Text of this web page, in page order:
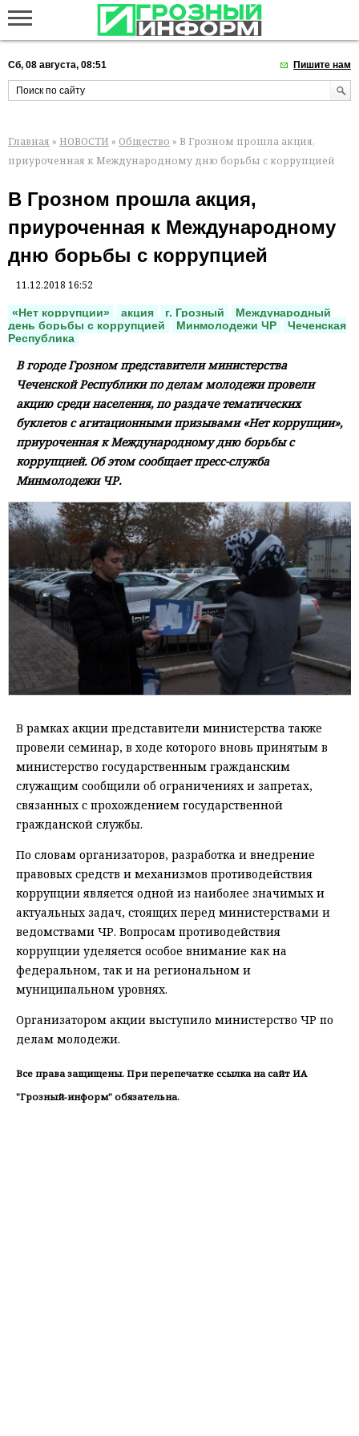
Сб, 08 августа, 08:51 Пишите нам
Главная » НОВОСТИ » Общество » В Грозном прошла акция,
приуроченная к Международному дню борьбы с коррупцией
В Грозном прошла акция,
приуроченная к Международному
дню борьбы с коррупцией
11.12.2018 16:52
«Нет коррупции» акция г. Грозный
Международный
день борьбы с коррупцией
Минмолодежи ЧР
Чеченская
Республика
В городе Грозном представители министерства
Чеченской Республики по делам молодежи провели
акцию среди населения, по раздаче тематических
буклетов с агитационными призывами «Нет коррупции»,
приуроченная к Международному дню борьбы с
коррупцией. Об этом сообщает пресс-служба
Минмолодежи ЧР.
В рамках акции представители министерства также
провели семинар, в ходе которого вновь принятым в
министерство государственным гражданским
служащим сообщили об ограничениях и запретах,
связанных с прохождением государственной
гражданской службы.
По словам организаторов, разработка и внедрение
правовых средств и механизмов противодействия
коррупции является одной из наиболее значимых и
актуальных задач, стоящих перед министерствами и
ведомствами ЧР. Вопросам противодействия
коррупции уделяется особое внимание как на
федеральном, так и на региональном и
муниципальном уровнях.
Организатором акции выступило министерство ЧР по
делам молодежи.
Все права защищены. При перепечатке ссылка на сайт ИА
"Грозный-информ" обязательна.